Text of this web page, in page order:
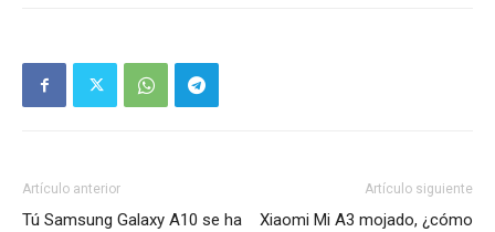
Artículo anterior
Tú Samsung Galaxy A10 se ha
Artículo siguiente
Xiaomi Mi A3 mojado, ¿cómo